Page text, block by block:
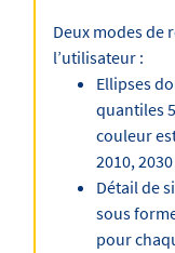
Deux modes de
l’utilisateur :
Ellipses
quantiles
couleur
2010,
Détail de
sous
pour